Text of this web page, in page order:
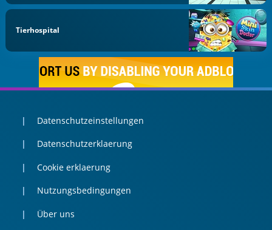
Tierhospital
Datenschutzeinstellungen
Datenschutzerklaerung
Cookie erklaerung
Nutzungsbedingungen
Über uns